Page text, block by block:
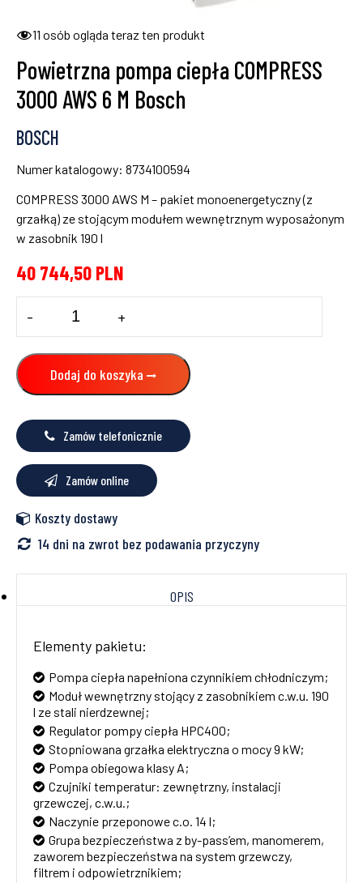
11 osób ogląda teraz ten produkt
Powietrzna pompa ciepła COMPRESS
3000 AWS 6 M Bosch
BOSCH
Numer katalogowy: 8734100594
COMPRESS 3000 AWS M – pakiet monoenergetyczny (z
grzałką) ze stojącym modułem wewnętrznym wyposażonym
w zasobnik 190 l
40 744,50 PLN
Powietrzna
pompa
ciepła
COMPRESS
3000
AWS
M
Bosch
- +
Dodaj do koszyka
Zamów telefonicznie
Zamów online
Koszty dostawy
14 dni na zwrot bez podawania przyczyny
OPIS
Elementy pakietu:
Pompa ciepła napełniona czynnikiem chłodniczym;
Moduł wewnętrzny stojący z zasobnikiem c.w.u. 190
l ze stali nierdzewnej;
Regulator pompy ciepła HPC400;
Stopniowana grzałka elektryczna o mocy 9 kW;
Pompa obiegowa klasy A;
Czujniki temperatur: zewnętrzny, instalacji
grzewczej, c.w.u.;
Naczynie przeponowe c.o. 14 l;
Grupa bezpieczeństwa z by-pass’em, manomerem,
zaworem bezpieczeństwa na system grzewczy,
filtrem i odpowietrznikiem;